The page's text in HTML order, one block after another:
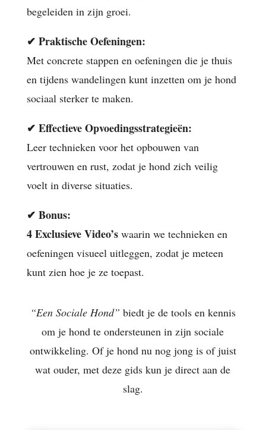
begeleiden in zijn groei.
✔ Praktische Oefeningen:
Met concrete stappen en oefeningen die je thuis
en tijdens wandelingen kunt inzetten om je hond
sociaal sterker te maken.
✔ Effectieve Opvoedingsstrategieën:
Leer technieken voor het opbouwen van
vertrouwen en rust, zodat je hond zich veilig
voelt in diverse situaties.
✔ Bonus:
4 Exclusieve Video’swaarin we technieken en
oefeningen visueel uitleggen, zodat je meteen
kunt zien hoe je ze toepast.
“Een Sociale Hond” biedt je de tools en kennis
om je hond te ondersteunen in zijn sociale
ontwikkeling. Of je hond nu nog jong is of juist
wat ouder, met deze gids kun je direct aan de
slag.